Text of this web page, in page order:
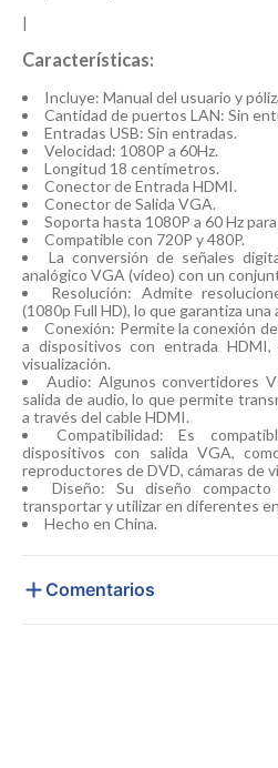
|
Características:
Incluye: Manual del usuario y
Cantidad de puertos LAN: Sin
Entradas USB: Sin entradas.
Velocidad: 1080P a 60Hz.
Longitud 18 centímetros.
Conector de Entrada HDMI.
Conector de Salida VGA.
Soporta hasta 1080P a 60 Hz
Compatible con 720P y 480P.
La conversión de señales
analógico VGA (vídeo) con un
Resolución: Admite
(1080p Full HD), lo que garantiza una
Conexión: Permite la conexión
a dispositivos con entrada HDMI,
visualización.
Audio: Algunos convertidores
salida de audio, lo que permite
a través del cable HDMI.
Compatibilidad: Es
dispositivos con salida VGA,
reproductores de DVD, cámaras de
Diseño: Su diseño
transportar y utilizar en diferentes
Hecho en China.
Comentarios